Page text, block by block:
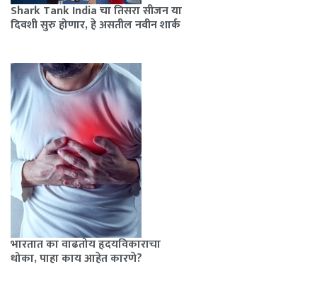
Shark Tank India चा तिसरा सीजन या
दिवशी सुरु होणार, हे असतील नवीन शार्क
भारतात का वाढतोय हृदयविकाराचा
धोका, पाहा काय आहेत कारणे?